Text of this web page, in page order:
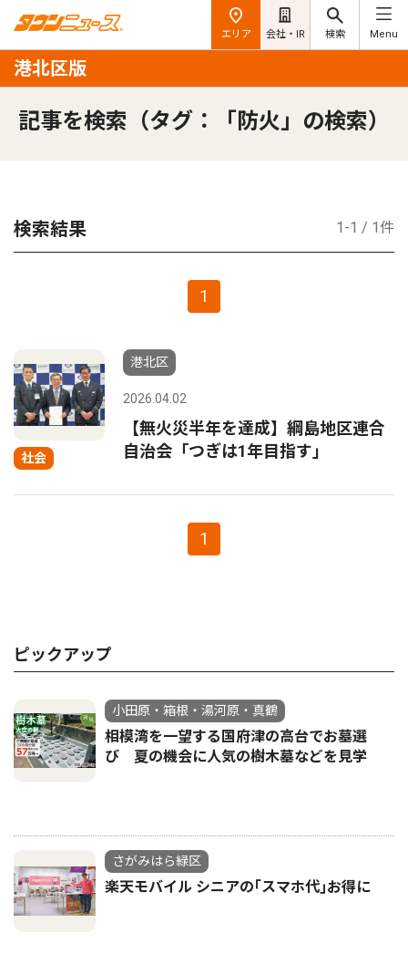
エリア 会社・IR 検索 Menu
港北区版
記事を検索（タグ：「防火」の検索）
検索結果 1-1 / 1件
1
社会
港北区
2026.04.02
【無火災半年を達成】綱島地区連合
自治会「つぎは1年目指す」
1
ピックアップ
小田原・箱根・湯河原・真鶴
相模湾を一望する国府津の高台でお墓選
び 夏の機会に人気の樹木墓などを見学
さがみはら緑区
楽天モバイル シニアの｢スマホ代｣お得に